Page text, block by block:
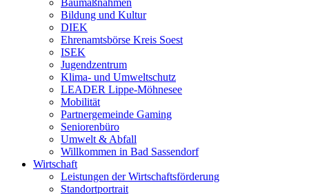
Baumaßnahmen
Bildung und Kultur
DIEK
Ehrenamtsbörse Kreis Soest
ISEK
Jugendzentrum
Klima- und Umweltschutz
LEADER Lippe-Möhnesee
Mobilität
Partnergemeinde Gaming
Seniorenbüro
Umwelt & Abfall
Willkommen in Bad Sassendorf
Wirtschaft
Leistungen der Wirtschaftsförderung
Standortportrait